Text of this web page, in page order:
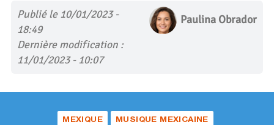
Publié le 10/01/2023 -
18:49
Dernière modification :
11/01/2023 - 10:07
Paulina Obrador
MEXIQUE MUSIQUE MEXICAINE